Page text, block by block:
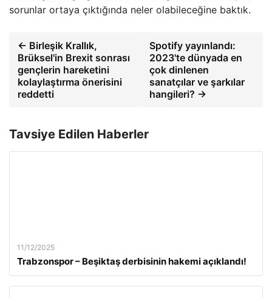
sorunlar ortaya çıktığında neler olabileceğine baktık.
← Birleşik Krallık,
Brüksel'in Brexit sonrası
gençlerin hareketini
kolaylaştırma önerisini
reddetti
Spotify yayınlandı:
2023'te dünyada en
çok dinlenen
sanatçılar ve şarkılar
hangileri? →
Tavsiye Edilen Haberler
11/12/2025
Trabzonspor – Beşiktaş derbisinin hakemi açıklandı!